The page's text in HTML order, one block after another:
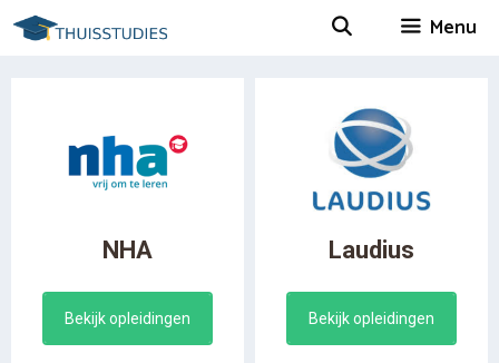
Spring
naar
Menu
NHA
Bekijk opleidingen
Laudius
Bekijk opleidingen